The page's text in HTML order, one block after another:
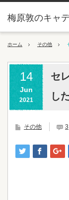
梅原敦のキャ
ホーム その他
14
Jun
2021
セ
し
その他 3